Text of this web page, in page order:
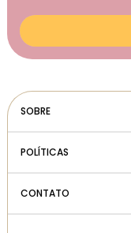
SOBRE
POLÍTICAS
CONTATO